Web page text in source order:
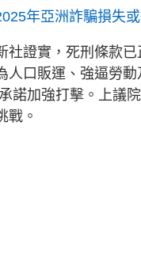
年亞洲詐騙損失
社證實，死刑條款
人口販運、強逼勞
諾加強打擊。上議
戰。